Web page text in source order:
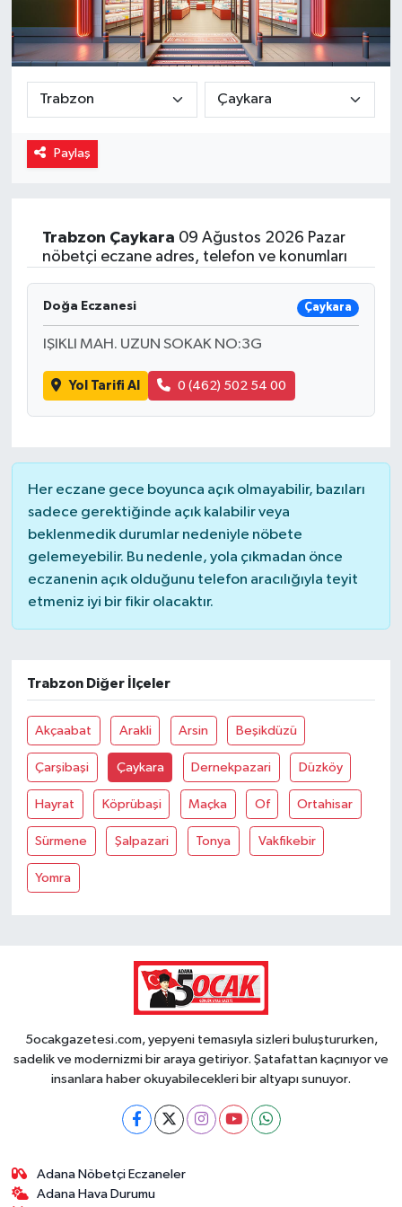
Paylaş
Trabzon Çaykara 09 Ağustos 2026 Pazar
nöbetçi eczane adres, telefon ve konumları
Doğa Eczanesi Çaykara
IŞIKLI MAH. UZUN SOKAK NO:3G
Yol Tarifi Al 0 (462) 502 54 00
Her eczane gece boyunca açık olmayabilir, bazıları
sadece gerektiğinde açık kalabilir veya
beklenmedik durumlar nedeniyle nöbete
gelemeyebilir. Bu nedenle, yola çıkmadan önce
eczanenin açık olduğunu telefon aracılığıyla teyit
etmeniz iyi bir fikir olacaktır.
Trabzon Diğer İlçeler
Akçaabat Arakli Arsin Beşikdüzü
Çarşibaşi Çaykara Dernekpazari Düzköy
Hayrat Köprübaşi Maçka Of Ortahisar
Sürmene Şalpazari Tonya Vakfikebir
Yomra
5ocakgazetesi.com, yepyeni temasıyla sizleri buluştururken,
sadelik ve modernizmi bir araya getiriyor. Şatafattan kaçınıyor ve
insanlara haber okuyabilecekleri bir altyapı sunuyor.
Adana Nöbetçi Eczaneler
Adana Hava Durumu
Magazin
Sağlık
Spor
Yaşam
Yerel Yönetimler
Yurttan